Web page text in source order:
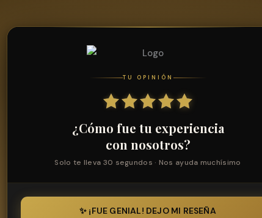
TU OPINIÓN
¿Cómo fue tu experiencia
con nosotros?
Solo te lleva 30 segundos · Nos ayuda muchísimo
✨ ¡FUE GENIAL! DEJO MI RESEÑA